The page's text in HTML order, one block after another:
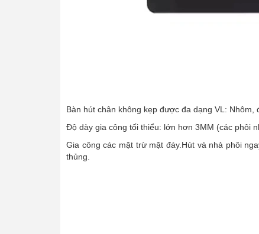
Bàn hút chân không kẹp được đa dạng VL:
Độ dày gia công tối thiểu: lớn hơn 3MM (các phôi
Gia công các mặt trừ mặt đáy.Hút và nhả phôi
thủng.